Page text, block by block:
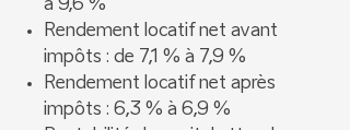
à 9,6 %
Rendement locatif net avant
impôts : de 7,1 % à 7,9 %
Rendement locatif net après
impôts : 6,3 % à 6,9 %